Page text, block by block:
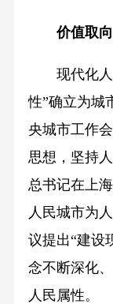
价值取
现代化人
性”确立为城
央城市工作
思想，坚持
总书记在上
人民城市为
议提出“建设
念不断深化
人民属性。